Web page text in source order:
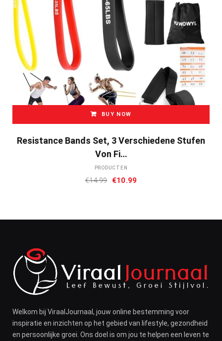
BUY NOW
Resistance Bands Set, 3 Verschiedene Stufen
Von Fi…
PRODUCTEN
€14.99 Oorspronkelijke
€10.99
Welkom bij ViraalJournaal, jouw online bestemming voor
inspiratie en inzichten op het gebied van lifestyle, gezondheid
en persoonlijke groei. Ons doel is om jou te helpen een leven te